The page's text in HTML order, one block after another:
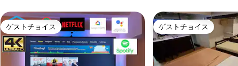
ゲストチョイス
ゲストチョイス ゲストチョイス
ゲストチョイス